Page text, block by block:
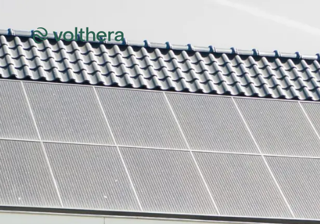
Het PVT-paneel
Omvormer
Het hybride
systeem